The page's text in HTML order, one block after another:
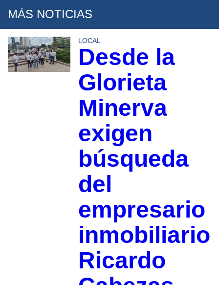
MÁS NOTICIAS
LOCAL
Desde la
Glorieta
Minerva
exigen
búsqueda
del
empresario
inmobiliario
Ricardo